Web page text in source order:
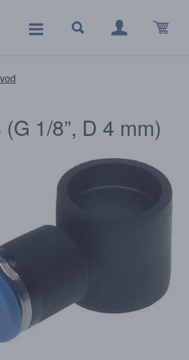
1/8”, D 4 mm)